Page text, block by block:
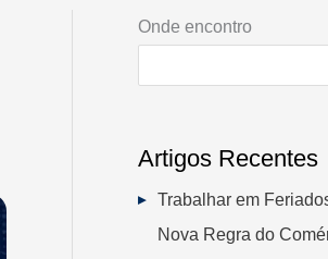
Onde encontro
Artigos Recentes
Trabalhar em
Nova Regra do